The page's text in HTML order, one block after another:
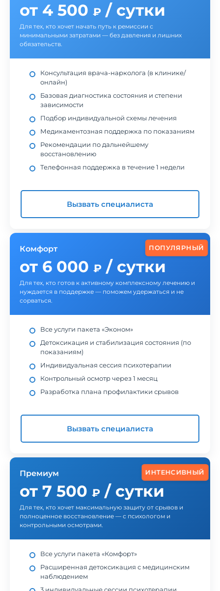
от 4 500 ₽ / сутки
Для тех, кто хочет начать путь к ремиссии с
минимальными затратами — без давления и лишних
обязательств.
Консультация врача-нарколога (в клинике/
онлайн)
Базовая диагностика состояния и степени
зависимости
Подбор индивидуальной схемы лечения
Медикаментозная поддержка по показаниям
Рекомендации по дальнейшему
восстановлению
Телефонная поддержка в течение 1 недели
Вызвать специалиста
ПОПУЛЯРНЫЙ
Комфорт
от 6 000 ₽ / сутки
Для тех, кто готов к активному комплексному лечению и
нуждается в поддержке — поможем удержаться и не
сорваться.
Все услуги пакета «Эконом»
Детоксикация и стабилизация состояния (по
показаниям)
Индивидуальная сессия психотерапии
Контрольный осмотр через 1 месяц
Разработка плана профилактики срывов
Вызвать специалиста
ИНТЕНСИВНЫЙ
Премиум
от 7 500 ₽ / сутки
Для тех, кто хочет максимальную защиту от срывов и
полноценное восстановление — с психологом и
контрольными осмотрами.
Все услуги пакета «Комфорт»
Расширенная детоксикация с медицинским
наблюдением